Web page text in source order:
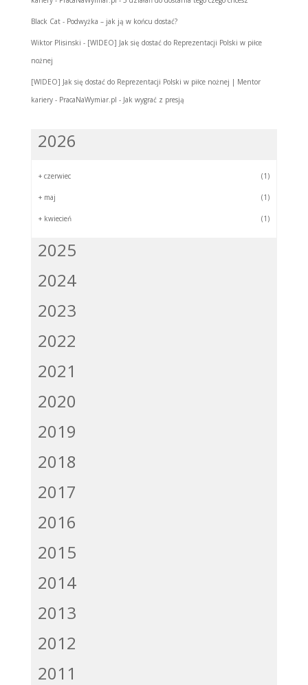
Black Cat- Podwyżka – jak ją w końcu dostać?
Wiktor Plisinski - [WIDEO] Jak się dostać do Reprezentacji Polski w piłce
nożnej
[WIDEO] Jak się dostać do Reprezentacji Polski w piłce nożnej | Mentor
kariery - PracaNaWymiar.pl - Jak wygrać z presją
2026
+ czerwiec (1)
+ maj (1)
+ kwiecień (1)
2025
2024
2023
2022
2021
2020
2019
2018
2017
2016
2015
2014
2013
2012
2011